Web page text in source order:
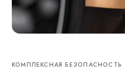
КОМПЛЕКСНАЯ БЕЗОПАСНОСТЬ